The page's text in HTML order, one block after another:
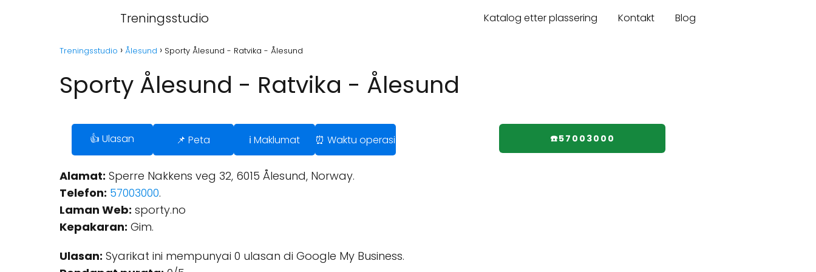
Treningsstudio Katalog etter plassering Kontakt Blog
Treningsstudio Ålesund Sporty Ålesund - Ratvika - Ålesund
Sporty Ålesund - Ratvika - Ålesund
👍 Ulasan 📌 Peta ℹ️ Maklumat ⏰ Waktu operasi
Alamat: Sperre Nakkens veg 32, 6015 Ålesund, Norway.
Telefon: 57003000.
Laman Web: sporty.no
Kepakaran: Gim.
Ulasan: Syarikat ini mempunyai 0 ulasan di Google My Business.
☎️57003000